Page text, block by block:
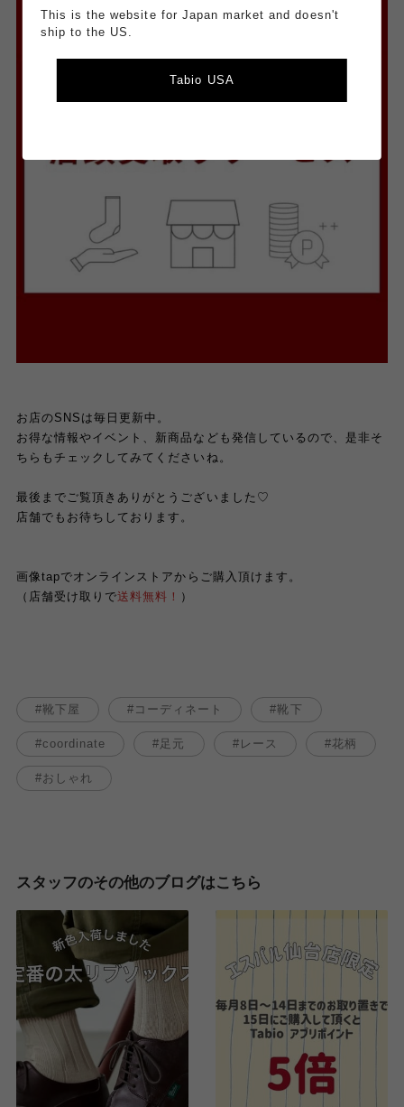
お店のSNSは毎日更新中。
お得な情報やイベント、新商品なども発信しているので、是非そ
ちらもチェックしてみてくださいね。
最後までご覧頂きありがとうございました♡
店舗でもお待ちしております。
画像tapでオンラインストアからご購入頂けます。
（店舗受け取りで送料無料！ ）
靴下屋 コーディネート 靴下
coordinate 足元 レース 花柄
おしゃれ
スタッフのその他のブログはこちら
This is the website for Japan market and doesn't
ship to the US.
Tabio USA